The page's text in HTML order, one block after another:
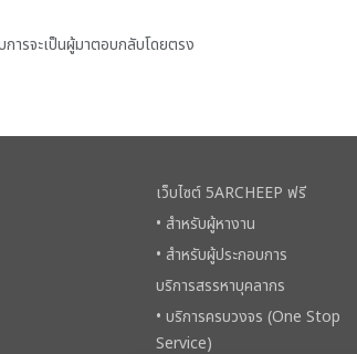
ารจะเป็นผู้มาตอบกลับโดยตรง
เว็บไซต์ 5ARCHEEP ฟรี
• สำหรับผู้หางาน
• สำหรับผู้ประกอบการ
บริการสรรหาบุคลากร
• บริการครบวงจร (One Stop
Service)